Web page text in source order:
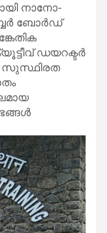
നാനോ-
ബോർഡ്
ഡയറക്ടർ
സുസ്ഥിരത